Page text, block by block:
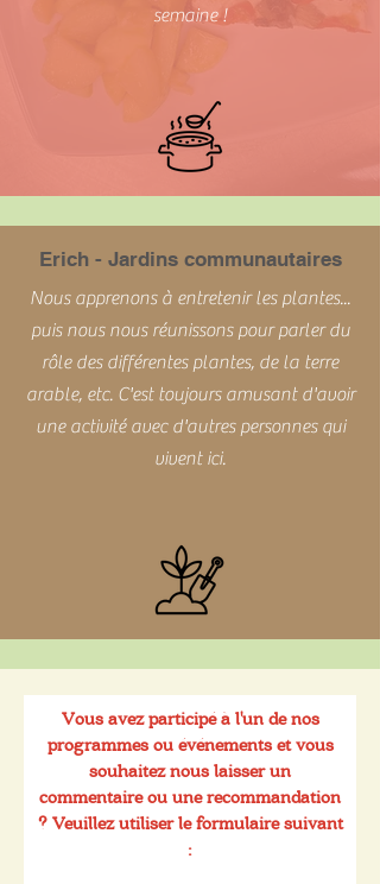
semaine !
Erich - Jardins communautaires
Nous apprenons à entretenir les plantes...
puis nous nous réunissons pour parler du
rôle des différentes plantes, de la terre
arable, etc. C'est toujours amusant d'avoir
une activité avec d'autres personnes qui
vivent ici.
Vous avez participé à l'un de nos
programmes ou événements et vous
souhaitez nous laisser un
commentaire ou une recommandation
? Veuillez utiliser le formulaire suivant
: